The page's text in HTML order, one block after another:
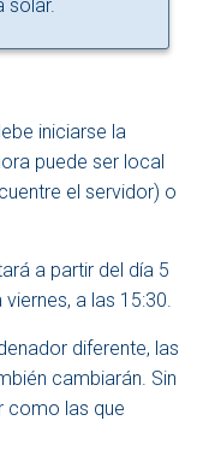
solar.
iniciarse la
puede ser local
el servidor) o
a partir del día 5
a las 15:30.
diferente, las
cambiarán. Sin
como las que